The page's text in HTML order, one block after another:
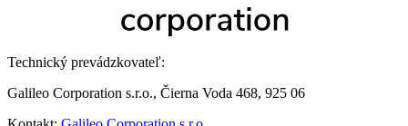
Technický prevádzkovateľ:
Galileo Corporation s.r.o., Čierna Voda 468, 925 06